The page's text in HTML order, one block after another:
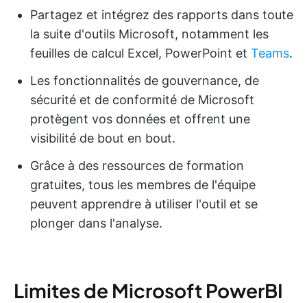
Partagez et intégrez des rapports dans toute
la suite d'outils Microsoft, notamment les
feuilles de calcul Excel, PowerPoint et Teams.
Les fonctionnalités de gouvernance, de
sécurité et de conformité de Microsoft
protègent vos données et offrent une
visibilité de bout en bout.
Grâce à des ressources de formation
gratuites, tous les membres de l'équipe
peuvent apprendre à utiliser l'outil et se
plonger dans l'analyse.
Limites de Microsoft PowerBI